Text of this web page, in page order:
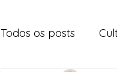
Todos os posts